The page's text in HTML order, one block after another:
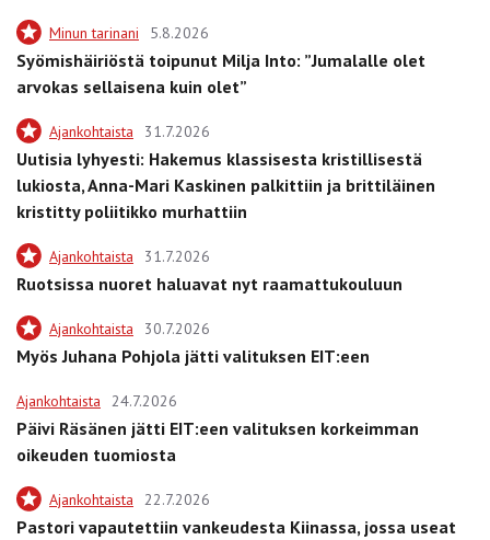
Minun tarinani 5.8.2026
Syömishäiriöstä toipunut Milja Into: ”Jumalalle olet
arvokas sellaisena kuin olet”
Ajankohtaista 31.7.2026
Uutisia lyhyesti: Hakemus klassisesta kristillisestä
lukiosta, Anna-Mari Kaskinen palkittiin ja brittiläinen
kristitty poliitikko murhattiin
Ajankohtaista 31.7.2026
Ruotsissa nuoret haluavat nyt raamattukouluun
Ajankohtaista 30.7.2026
Myös Juhana Pohjola jätti valituksen EIT:een
Ajankohtaista 24.7.2026
Päivi Räsänen jätti EIT:een valituksen korkeimman
oikeuden tuomiosta
Ajankohtaista 22.7.2026
Pastori vapautettiin vankeudesta Kiinassa, jossa useat